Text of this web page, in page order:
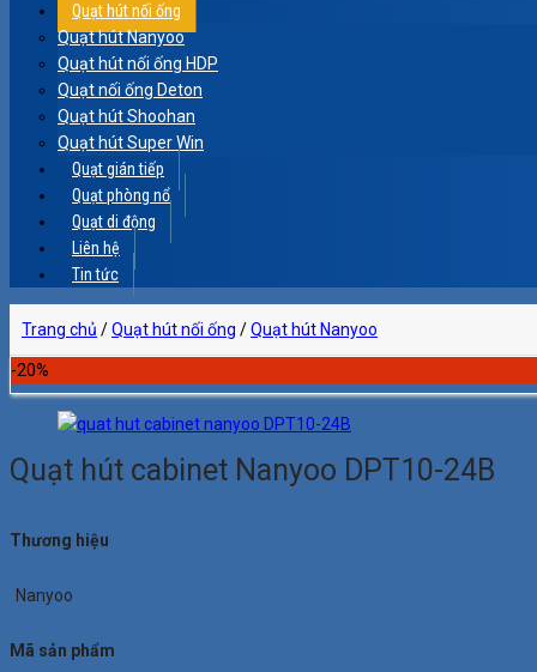
Quạt hút nối ống
Quạt hút Nanyoo
Quạt hút nối ống HDP
Quạt nối ống Deton
Quạt hút Shoohan
Quạt hút Super Win
Quạt gián tiếp
Quạt phòng nổ
Quạt di động
Liên hệ
Tin tức
Trang chủ /Quạt hút nối ống /Quạt hút Nanyoo
-20%
Quạt hút cabinet Nanyoo DPT10-24B
Thương hiệu
Nanyoo
Mã sản phẩm